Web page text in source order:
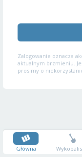
Zalogowanie oznacza
aktualnym brzmieniu.
prosimy o
Główna